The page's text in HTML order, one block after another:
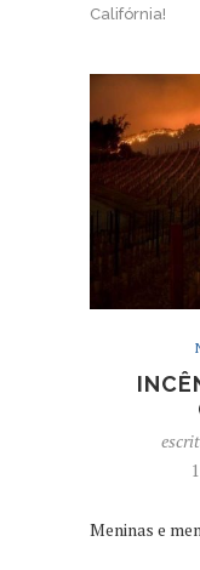
Califórnia!
Meninas e